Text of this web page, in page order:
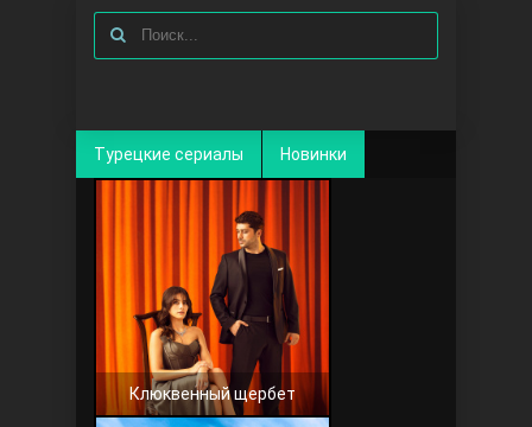
Турецкие сериалы Новинки
Клюквенный щербет